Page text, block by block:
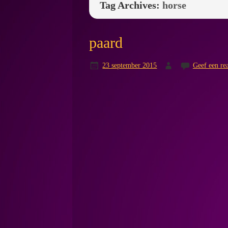
Tag Archives:horse
paard
23 september 2015 Geef een